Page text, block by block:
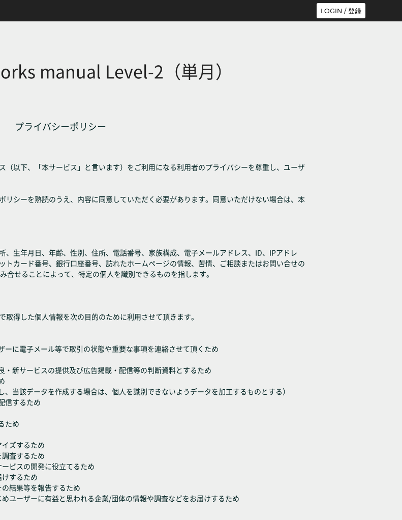
LOGIN / 登録
manual Level-2（単月）
プライバシーポリシー
（以下、「本サービス」と言います）をご利用になる利用者のプライバシーを尊重し、ユーザ
シーを熟読のうえ、内容に同意していただく必要があります。同意いただけない場合は、本
、生年月日、年齢、性別、住所、電話番号、家族構成、電子メールアドレス、ID、IPアドレ
トカード番号、銀行口座番号、訪れたホームページの情報、苦情、ご相談またはお問い合せの
せることによって、特定の個人を識別できるものを指します。
得した個人情報を次の目的のために利用させて頂きます。
に電子メール等で取引の状態や重要な事項を連絡させて頂くため
新サービスの提供及び広告掲載・配信等の判断資料とするため
当該データを作成する場合は、個人を識別できないようデータを加工するものとする）
信するため
ため
ズするため
査するため
ビスの開発に役立てるため
するため
結果等を報告するため
ユーザーに有益と思われる企業/団体の情報や調査などをお届けするため